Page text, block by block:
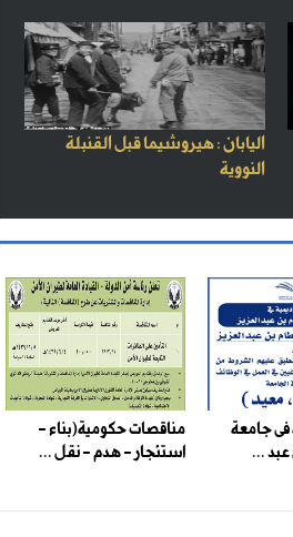
اليابان : هيروشيما قبل القنبلة
النووية
فى جامعة
عبد ...
مناقصات حكومية(بناء -
استئجار - هدم - نقل ...